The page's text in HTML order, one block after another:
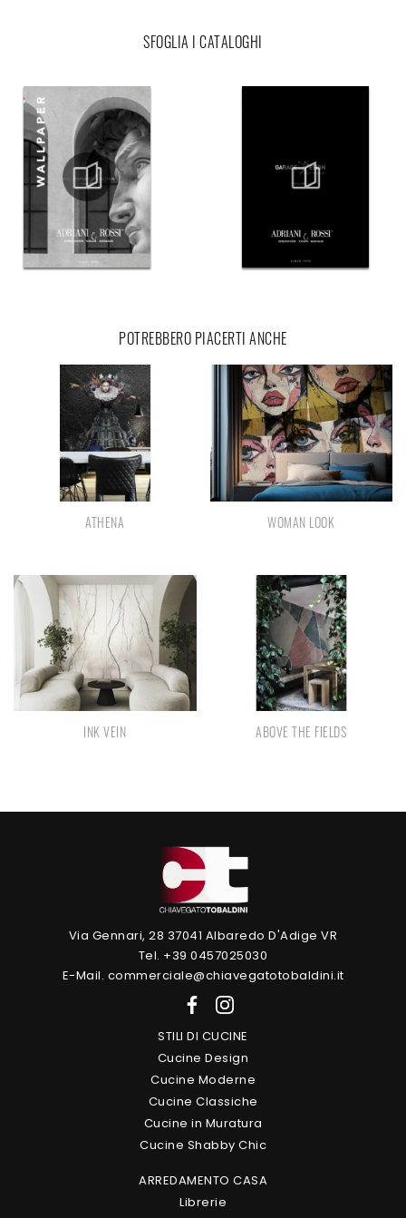
SFOGLIA I CATALOGHI
POTREBBERO PIACERTI ANCHE
ATHENA WOMAN LOOK
INK VEIN ABOVE THE FIELDS
Via Gennari, 28 37041 Albaredo D'Adige VR
Tel. +39 0457025030
E-Mail. commerciale@chiavegatotobaldini.it
STILI DI CUCINE
Cucine Design
Cucine Moderne
Cucine Classiche
Cucine in Muratura
Cucine Shabby Chic
ARREDAMENTO CASA
Librerie